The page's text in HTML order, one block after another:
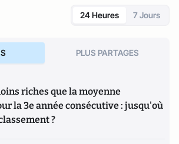
24 Heures 7 Jours
PLUS PARTAGES
riches que la moyenne
la 3e année consécutive : jusqu'où
?